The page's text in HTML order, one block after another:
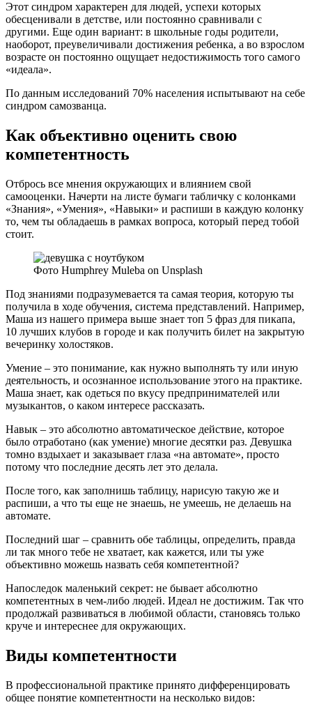
Этот синдром характерен для людей, успехи которых
обесценивали в детстве, или постоянно сравнивали с
другими. Еще один вариант: в школьные годы родители,
наоборот, преувеличивали достижения ребенка, а во взрослом
возрасте он постоянно ощущает недостижимость того самого
«идеала».
По данным исследований 70% населения испытывают на себе
синдром самозванца.
Как объективно оценить свою
компетентность
Отбрось все мнения окружающих и влиянием свой
самооценки. Начерти на листе бумаги табличку с колонками
«Знания», «Умения», «Навыки» и распиши в каждую колонку
то, чем ты обладаешь в рамках вопроса, который перед тобой
стоит.
Фото Humphrey Muleba on Unsplash
Под знаниями подразумевается та самая теория, которую ты
получила в ходе обучения, система представлений. Например,
Маша из нашего примера выше знает топ 5 фраз для пикапа,
10 лучших клубов в городе и как получить билет на закрытую
вечеринку холостяков.
Умение – это понимание, как нужно выполнять ту или иную
деятельность, и осознанное использование этого на практике.
Маша знает, как одеться по вкусу предпринимателей или
музыкантов, о каком интересе рассказать.
Навык – это абсолютно автоматическое действие, которое
было отработано (как умение) многие десятки раз. Девушка
томно вздыхает и заказывает глаза «на автомате», просто
потому что последние десять лет это делала.
После того, как заполнишь таблицу, нарисую такую же и
распиши, а что ты еще не знаешь, не умеешь, не делаешь на
автомате.
Последний шаг – сравнить обе таблицы, определить, правда
ли так много тебе не хватает, как кажется, или ты уже
объективно можешь назвать себя компетентной?
Напоследок маленький секрет: не бывает абсолютно
компетентных в чем-либо людей. Идеал не достижим. Так что
продолжай развиваться в любимой области, становясь только
круче и интереснее для окружающих.
Виды компетентности
В профессиональной практике принято дифференцировать
общее понятие компетентности на несколько видов: